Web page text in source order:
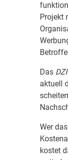
Projekt
Das DZI
aktuell
Wer das
kostet